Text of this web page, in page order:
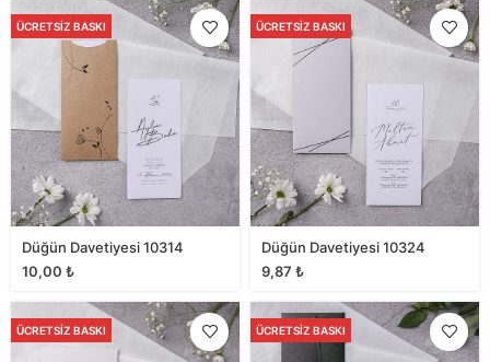
ÜCRETSIZ BASKI
Düğün Davetiyesi 10314
10,00 ₺
ÜCRETSIZ BASKI
Düğün Davetiyesi 10324
9,87 ₺
ÜCRETSIZ BASKI ÜCRETSIZ BASKI